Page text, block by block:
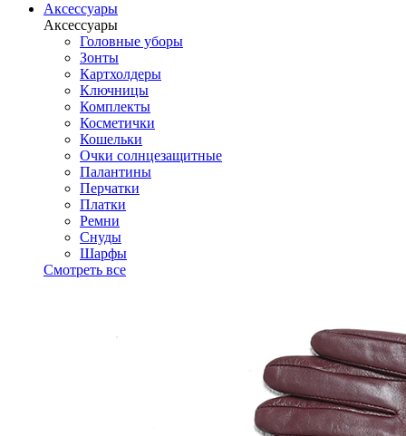
Аксессуары
Аксессуары
Головные уборы
Зонты
Картхолдеры
Ключницы
Комплекты
Косметички
Кошельки
Очки солнцезащитные
Палантины
Перчатки
Платки
Ремни
Снуды
Шарфы
Смотреть все